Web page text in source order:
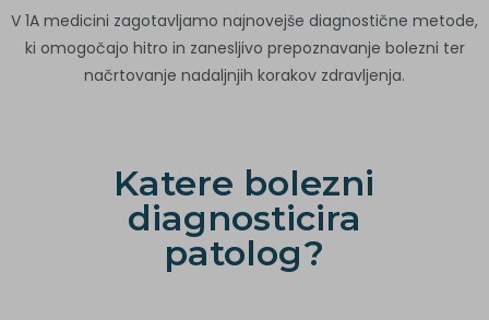
V 1A medicini zagotavljamo najnovejše diagnostične metode,
ki omogočajo hitro in zanesljivo prepoznavanje bolezni ter
načrtovanje nadaljnjih korakov zdravljenja.
Katere bolezni
diagnosticira
patolog?